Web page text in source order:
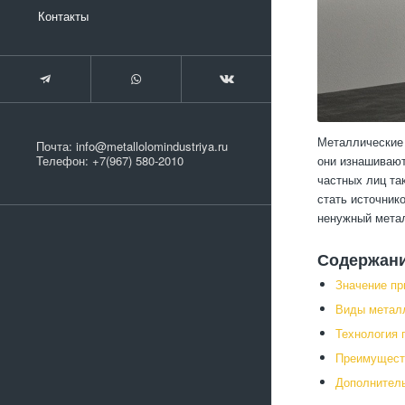
Контакты
Почта: info@metallolomindustriya.ru
Телефон: +7(967) 580-2010
они
частных лиц
стать
ненужный
Значение
Виды
Технология